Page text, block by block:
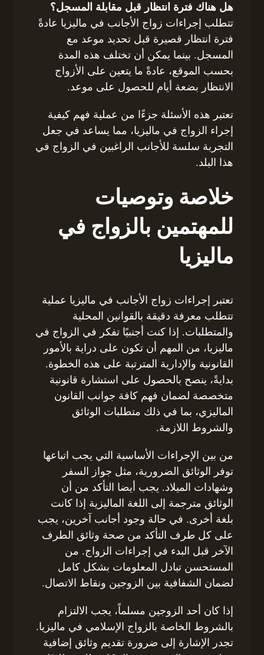
هل هناك فترة انتظار قبل مقابلة المسجل؟
تتطلب إجراءات زواج الأجانب في ماليزيا عادةً
فترة انتظار قصيرة قبل تحديد موعد مع
المسجل. بينما يمكن أن تختلف هذه المدة
بحسب الموقع، عادةً ما يتعين على الأزواج
الانتظار بضعة أيام للحصول على موعد.
تعتبر هذه الأسئلة جزءًا من عملية فهم كيفية
إجراء الزواج في ماليزيا، مما يساعد في جعل
التجربة سلسة للأجانب الراغبين في الزواج في
هذا البلد.
خلاصة وتوصيات
للمهتمين بالزواج في
ماليزيا
تعتبر إجراءات زواج الأجانب في ماليزيا عملية
تتطلب معرفة دقيقة بالقوانين المحلية
والمتطلبات. إذا كنت أجنبيًا تفكر في الزواج في
ماليزيا، من المهم أن تكون على دراية بالأمور
القانونية والإدارية المترتبة على هذه الخطوة.
بدايةً، ينصح بالحصول على استشارة قانونية
متخصصة لضمان فهم كافة جوانب القانون
الماليزي، بما في ذلك متطلبات الوثائق
والشروط اللازمة.
من بين الإجراءات الأساسية التي يجب اتباعها
توفر الوثائق الضرورية، مثل جواز السفر
وشهادات الميلاد. يجب أيضا التأكد من أن
الوثائق مترجمة إلى اللغة الماليزية إذا كانت
بلغة أخرى. في حالة وجود أجانب آخرين، يجب
على كل طرف التأكد من صحة وثائق الطرف
الآخر قبل البدء في إجراءات الزواج. من
المستحسن تبادل المعلومات بشكل كامل
لضمان الشفافية بين الزوجين ونقاط الاتصال.
إذا كان أحد الزوجين مسلماً، يجب الالتزام
بالشروط الخاصة بالزواج الإسلامي في ماليزيا.
تجدر الإشارة إلى ضرورة تقديم وثائق إضافية